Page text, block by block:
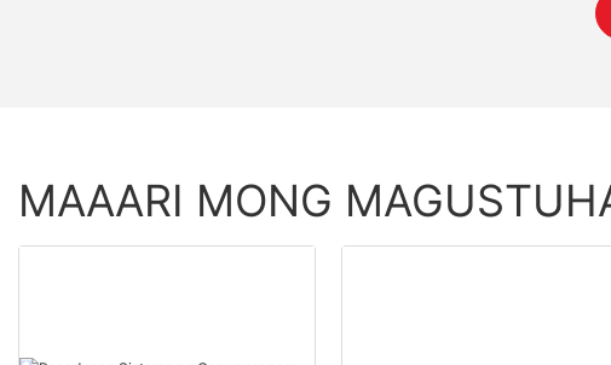
MAAARI MONG